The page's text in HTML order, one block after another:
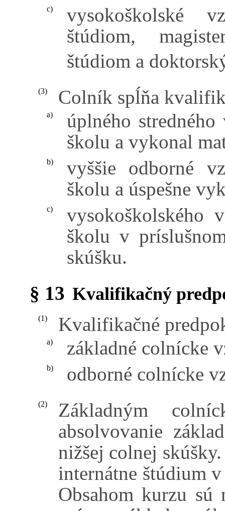
c)
vysokoškolské
štúdiom,
štúdiom a
(3) Colník spĺňa
a)
úplného
školu a vykonal
b)
vyššie odborné
školu a úspešne
c)
vysokoškolského
školu v
skúšku.
§ 13 Kvalifikačný
(1) Kvalifikačné
a) základné colnícke
b) odborné colnícke
(2)
Základným
absolvovanie
nižšej colnej
internátne štúdium
Obsahom kurzu sú